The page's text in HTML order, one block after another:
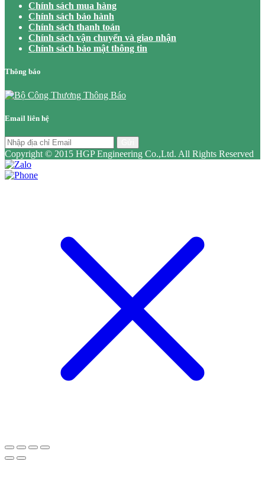
Chính sách mua hàng
Chính sách bảo hành
Chính sách thanh toán
Chính sách vận chuyển và giao nhận
Chính sách bảo mật thông tin
Thông báo
Email liên hệ
Copyright © 2015 HGP Engineering Co.,Ltd. All Rights Reserved